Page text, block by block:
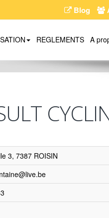
Blog
REGLEMENTS A
3, 7387 ROISIN